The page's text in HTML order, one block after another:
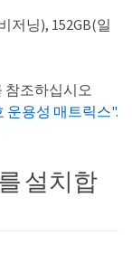
저닝), 152GB(일
참조하십시오
운용성 매트릭스".
설치합